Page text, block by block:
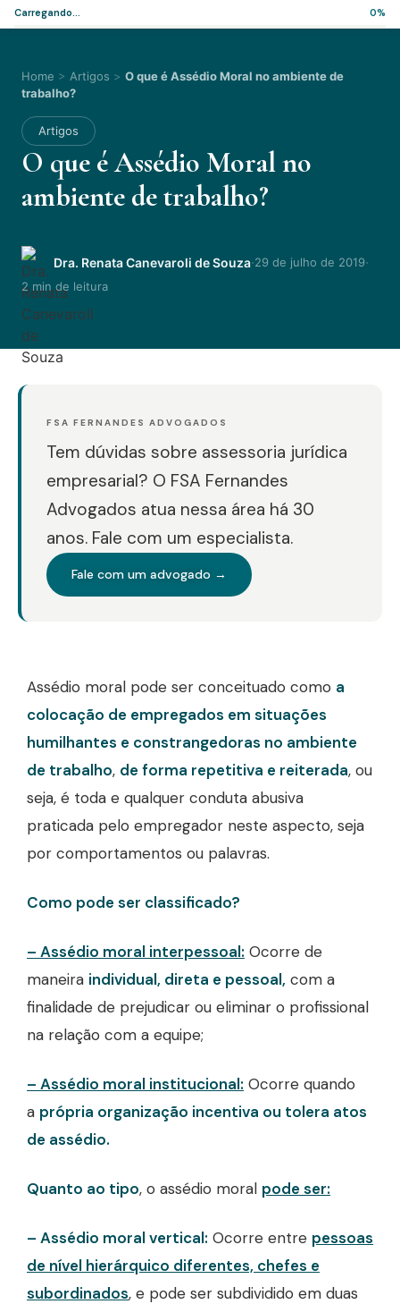
Home > Artigos > O que é Assédio Moral no ambiente de
trabalho?
Artigos
O que é Assédio Moral no
ambiente de trabalho?
Dra. Renata Canevaroli de Souza·29 de julho de 2019·
2 min de leitura
Carregando... 0%
FSA FERNANDES ADVOGADOS
Tem dúvidas sobre assessoria jurídica
empresarial? O FSA Fernandes
Advogados atua nessa área há 30
anos. Fale com um especialista.
Fale com um advogado →
Assédio moral pode ser conceituado como a
colocação de empregados em situações
humilhantes e constrangedoras no ambiente
de trabalho, de forma repetitiva e reiterada, ou
seja, é toda e qualquer conduta abusiva
praticada pelo empregador neste aspecto, seja
por comportamentos ou palavras.
Como pode ser classificado?
– Assédio moral interpessoal: Ocorre de
maneira individual, direta e pessoal, com a
finalidade de prejudicar ou eliminar o profissional
na relação com a equipe;
– Assédio moral institucional: Ocorre quando
a própria organização incentiva ou tolera atos
de assédio.
Quanto ao tipo, o assédio moral pode ser:
– Assédio moral vertical: Ocorre entre pessoas
de nível hierárquico diferentes, chefes e
subordinados, e pode ser subdividido em duas